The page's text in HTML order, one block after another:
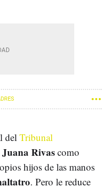
del Tribunal
Juana Rivas como
hijos de las manos
. Pero le reduce